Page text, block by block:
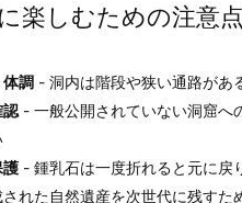
楽しむための注意点
調 - 洞内は階段や狭い通路があ
認 - 一般公開されていない洞窟へ
護 - 鍾乳石は一度折れると元に戻
された自然遺産を次世代に残す